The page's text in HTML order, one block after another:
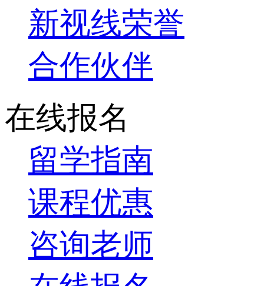
新视线荣誉
合作伙伴
在线报名
留学指南
课程优惠
咨询老师